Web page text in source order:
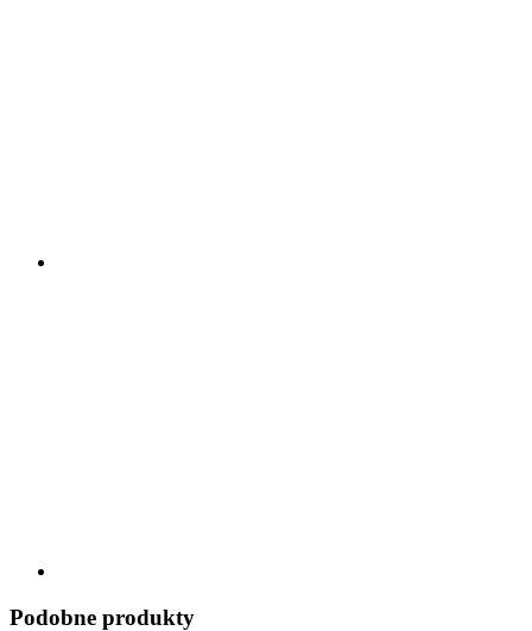
Podobne produkty